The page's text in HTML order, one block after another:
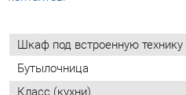
Материал
Ширина, мм
Цвет